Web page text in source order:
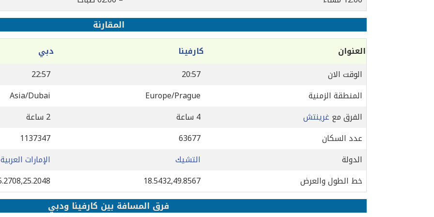
المقارنة
العنوان كارفينا
دبي
الوقت الان
20:57
22:57
المنطقة الزمنية
Europe/Prague
Asia/Dubai
الفرق مع غرينتش 4 ساعة
2 ساعة
عدد السكان
63677
1137347
الدولة
التشيك
الإمارات
خط الطول والعرض
18.5432,49.8567
فرق المسافة بين كارفينا ودبي